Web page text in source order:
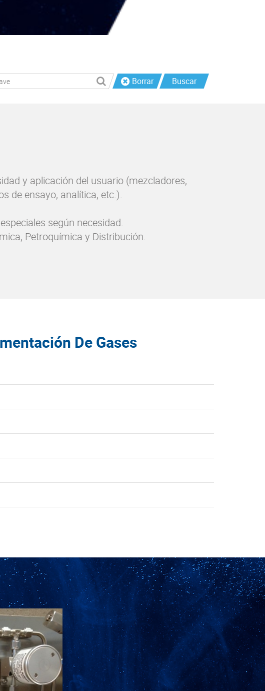
Borrar Buscar
y aplicación del usuario (mezcladores,
de ensayo, analítica, etc.).
según necesidad.
Petroquímica y Distribución.
De Gases